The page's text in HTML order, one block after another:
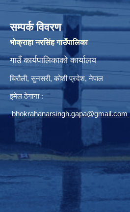
सम्पर्क विवरण
भोक्राहा नरसिंह गाउँपालिका
गाउँ कार्यपालिकाको कार्यालय
चिरौली, सुनसरी, कोशी प्रदेश, नेपाल
इमेल ठेगाना :
bhokrahanarsingh.gapa@gmail.com